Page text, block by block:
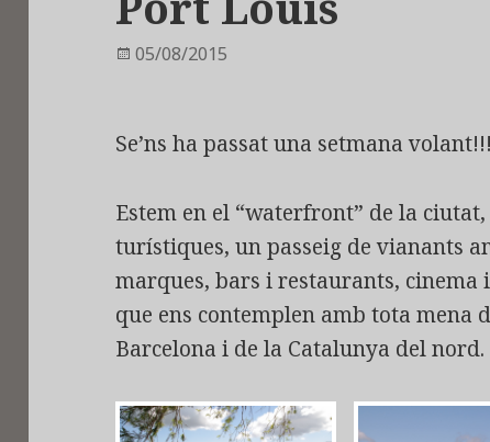
Publicat
05/08/2015
Se’ns ha passat una setmana volant!!!
Estem en el “waterfront” de la
turístiques, un passeig de vianants
marques, bars i restaurants, cinema
que ens contemplen amb tota mena
Barcelona i de la Catalunya del nord.